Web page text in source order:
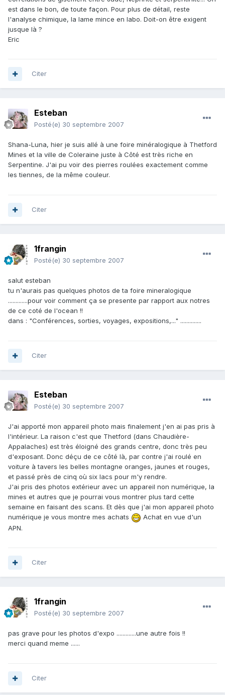
est dans le bon, de toute façon. Pour plus de détail, reste
l'analyse chimique, la lame mince en labo. Doit-on être exigent
jusque là ?
Eric
Citer
Esteban
Posté(e) 30 septembre 2007
Shana-Luna, hier je suis allé à une foire minéralogique à Thetford
Mines et la ville de Coleraine juste à Côté est très riche en
Serpentine. J'ai pu voir des pierres roulées exactement comme
les tiennes, de la même couleur.
Citer
1frangin
Posté(e) 30 septembre 2007
salut esteban
tu n'aurais pas quelques photos de ta foire mineralogique
.............pour voir comment ça se presente par rapport aux notres
de ce coté de l'ocean !!
dans : "Conférences, sorties, voyages, expositions,..." ..............
Citer
Esteban
Posté(e) 30 septembre 2007
J'ai apporté mon appareil photo mais finalement j'en ai pas pris à
l'intérieur. La raison c'est que Thetford (dans Chaudière-
Appalaches) est très éloigné des grands centre, donc très peu
d'exposant. Donc déçu de ce côté là, par contre j'ai roulé en
voiture à tavers les belles montagne oranges, jaunes et rouges,
et passé près de cinq où six lacs pour m'y rendre.
J'ai pris des photos extérieur avec un appareil non numérique, la
mines et autres que je pourrai vous montrer plus tard cette
semaine en faisant des scans. Et dès que j'ai mon appareil photo
numérique je vous montre mes achats
Achat en vue d'un
APN.
Citer
1frangin
Posté(e) 30 septembre 2007
pas grave pour les photos d'expo .............une autre fois !!
merci quand meme ......
Citer